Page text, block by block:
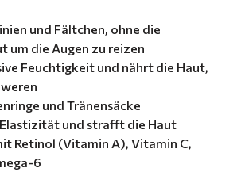
und Fältchen, ohne die
um die Augen zu reizen
Feuchtigkeit und nährt die Haut,
und Tränensäcke
und strafft die Haut
Retinol (Vitamin A), Vitamin C,
6